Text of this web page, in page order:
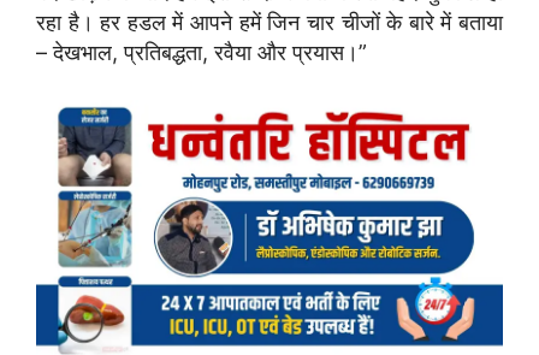
रहा है। हर हडल में आपने हमें जिन चार चीजों के बारे में बताया
– देखभाल, प्रतिबद्धता, रवैया और प्रयास।”